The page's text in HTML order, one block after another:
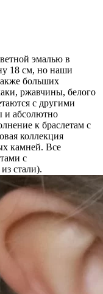
эмалью в
18 см, но наши
больших
ржавчины, белого
с другими
и абсолютно
к браслетам с
коллекция
камней. Все
с
стали).